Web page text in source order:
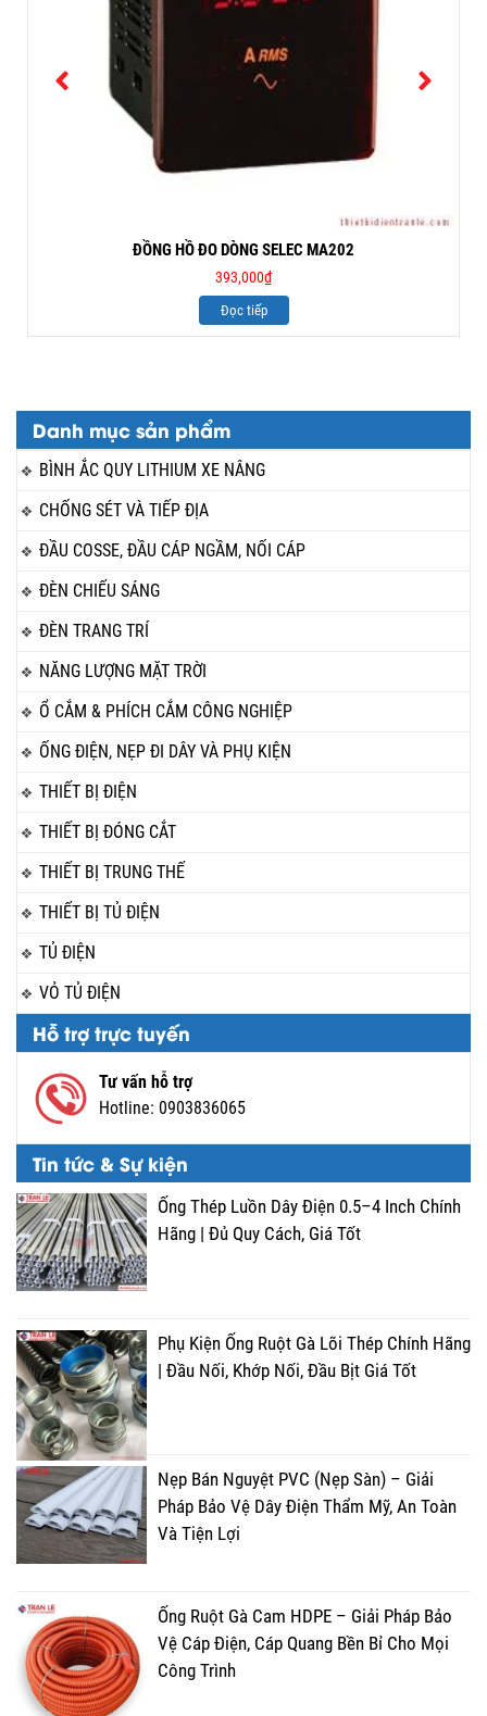
Danh mục sản phẩm
BÌNH ẮC QUY LITHIUM XE NÂNG
CHỐNG SÉT VÀ TIẾP ĐỊA
ĐẦU COSSE, ĐẦU CÁP NGẦM, NỐI CÁP
ĐÈN CHIẾU SÁNG
ĐÈN TRANG TRÍ
NĂNG LƯỢNG MẶT TRỜI
Ổ CẮM & PHÍCH CẮM CÔNG NGHIỆP
ỐNG ĐIỆN, NẸP ĐI DÂY VÀ PHỤ KIỆN
THIẾT BỊ ĐIỆN
THIẾT BỊ ĐÓNG CẮT
THIẾT BỊ TRUNG THẾ
THIẾT BỊ TỦ ĐIỆN
TỦ ĐIỆN
VỎ TỦ ĐIỆN
Hỗ trợ trực tuyến
Tư vấn hỗ trợ
Hotline: 0903836065
Tin tức & Sự kiện
Ống Thép Luồn Dây Điện 0.5–4 Inch Chính
Hãng | Đủ Quy Cách, Giá Tốt
Phụ Kiện Ống Ruột Gà Lõi Thép Chính Hãng
| Đầu Nối, Khớp Nối, Đầu Bịt Giá Tốt
Nẹp Bán Nguyệt PVC (Nẹp Sàn) – Giải
Pháp Bảo Vệ Dây Điện Thẩm Mỹ, An Toàn
Và Tiện Lợi
Ống Ruột Gà Cam HDPE – Giải Pháp Bảo
Vệ Cáp Điện, Cáp Quang Bền Bỉ Cho Mọi
Công Trình
ĐỒNG HỒ ĐO DÒNG SELEC MA202
393,000₫
Đọc tiếp